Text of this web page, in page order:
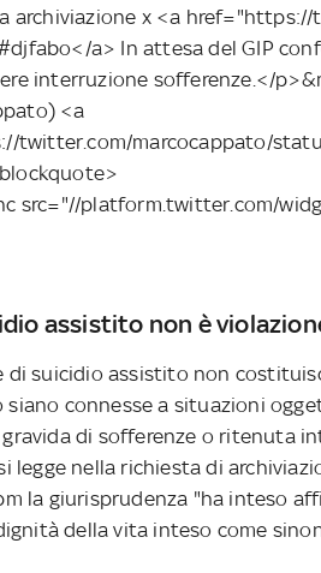
archiviazione x <a
a> In attesa del GIP
interruzione sofferenze.</
<a
twitter.com/marcocappato/
src="//platform.twitter.com/
assistito non è
di suicidio assistito non
siano connesse a situazioni
di sofferenze o ritenuta
legge nella richiesta di
la giurisprudenza "ha inteso
della vita inteso come